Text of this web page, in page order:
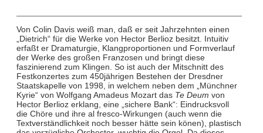
Von Colin Davis weiß man, daß er seit Jahrzehnten einen
„Dietrich“ für die Werke von Hector Berlioz besitzt. Intuitiv
erfaßt er Dramaturgie, Klangproportionen und Formverlauf
der Werke des großen Franzosen und bringt diese
faszinierend zum Klingen. So ist auch der Mitschnitt des
Festkonzertes zum 450jährigen Bestehen der Dresdner
Staatskapelle von 1998, in welchem neben dem „Münchner
Kyrie“ von Wolfgang Amadeus Mozart das Te Deum von
Hector Berlioz erklang, eine „sichere Bank“: Eindrucksvoll
die Chöre und ihre al fresco-Wirkungen (auch wenn die
Textverständlichkeit noch besser hätte sein könen), plastisch